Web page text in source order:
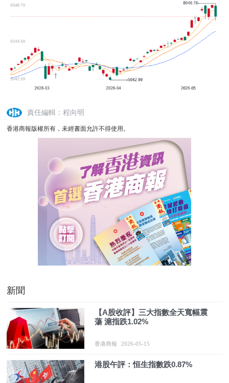
責任編輯：程向明
香港商報版權所有，未經書面允許不得使用。
新聞
【A股收評】三大指數全天寬幅震
蕩 滬指跌1.02%
香港商報 2026-05-15
港股午評：恒生指數跌0.87%